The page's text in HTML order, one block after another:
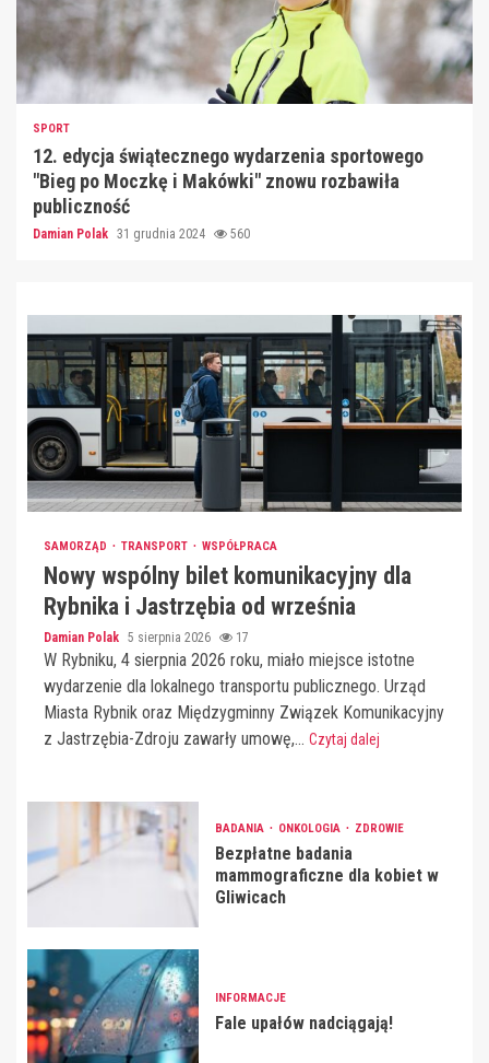
SPORT
12. edycja świątecznego wydarzenia sportowego
"Bieg po Moczkę i Makówki" znowu rozbawiła
publiczność
Damian Polak 31 grudnia 2024 560
SAMORZĄD TRANSPORT WSPÓŁPRACA
Nowy wspólny bilet komunikacyjny dla
Rybnika i Jastrzębia od września
Damian Polak 5 sierpnia 2026 17
W Rybniku, 4 sierpnia 2026 roku, miało miejsce istotne
wydarzenie dla lokalnego transportu publicznego. Urząd
Miasta Rybnik oraz Międzygminny Związek Komunikacyjny
z Jastrzębia-Zdroju zawarły umowę,... Czytaj dalej
BADANIA ONKOLOGIA ZDROWIE
Bezpłatne badania
mammograficzne dla kobiet w
Gliwicach
INFORMACJE
Fale upałów nadciągają!